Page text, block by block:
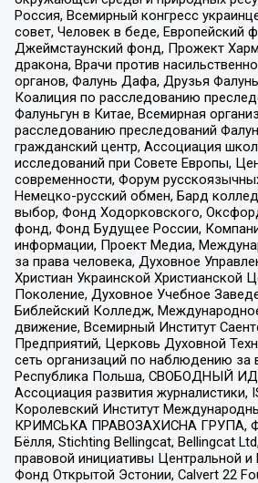
Россия, Всемирный конгресс
совет, Человек в беде, Европейский
Джеймстаунский фонд, Прожект
дракона, Врачи против
органов, Фалунь Дафа, Друзья
Коалиция по расследованию
Фалуньгун в Китае, Всемирная
расследованию преследований
гражданский центр, Ассоциация
исследований при Совете Европы,
современности, Форум
Немецко-русский обмен, Бард
выбор, Фонд Ходорковского,
фонд, Фонд Будущее России,
информации, Проект Медиа,
за права человека, Духовное
Христиан Украинской Христианской
Поколение, Духовное Учебное
Библейский Колледж,
движение, Всемирный Институт
Предприятий, Церковь Духовной
сеть организаций по наблюдению за
Республика Польша, СВОБОДНЫЙ
Ассоциация развития журналистики,
Королевский Институт
КРИМСЬКА ПРАВОЗАХИСНА ГРУПА,
Бёлля, Stichting Bellingcat, Bellingcat
правовой инициативы Центральной
Фонд Открытой Эстонии, Calvert 22